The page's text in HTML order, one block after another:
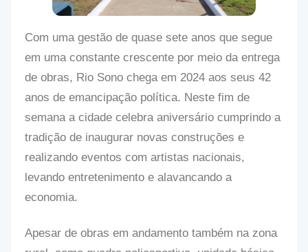
Com uma gestão de quase sete anos que segue
em uma constante crescente por meio da entrega
de obras, Rio Sono chega em 2024 aos seus 42
anos de emancipação política. Neste fim de
semana a cidade celebra aniversário cumprindo a
tradição de inaugurar novas construções e
realizando eventos com artistas nacionais,
levando entretenimento e alavancando a
economia.
Apesar de obras em andamento também na zona